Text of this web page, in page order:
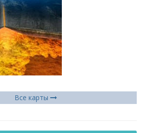
Все карты